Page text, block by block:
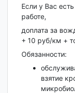
Если у Вас
работе,
доплата за
+ 10 руб/км +
Обязанности:
взятие